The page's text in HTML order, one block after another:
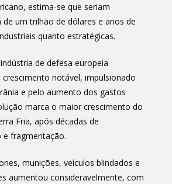
estima-se que seriam
de um trilhão de dólares e anos de
quanto estratégicas.
de defesa europeia
notável, impulsionado
e pelo aumento dos gastos
marca o maior crescimento do
Fria, após décadas de
e fragmentação.
munições, veículos blindados e
aumentou consideravelmente, com